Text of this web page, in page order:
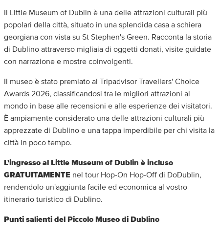
Il Little Museum of Dublin è una delle attrazioni culturali più
popolari della città, situato in una splendida casa a schiera
georgiana con vista su St Stephen's Green. Racconta la storia
di Dublino attraverso migliaia di oggetti donati, visite guidate
con narrazione e mostre coinvolgenti.
Il museo è stato premiato ai Tripadvisor Travellers' Choice
Awards 2026, classificandosi tra le migliori attrazioni al
mondo in base alle recensioni e alle esperienze dei visitatori.
È ampiamente considerato una delle attrazioni culturali più
apprezzate di Dublino e una tappa imperdibile per chi visita la
città in poco tempo.
L'ingresso al Little Museum of Dublin è incluso
GRATUITAMENTE nel tour Hop-On Hop-Off di DoDublin,
rendendolo un'aggiunta facile ed economica al vostro
itinerario turistico di Dublino.
Punti salienti del Piccolo Museo di Dublino